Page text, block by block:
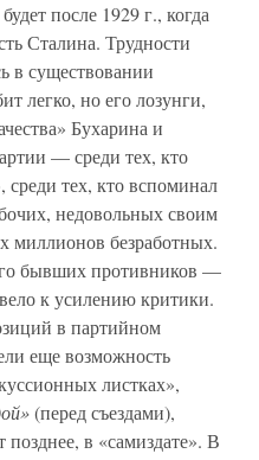
после 1929 г., когда
Сталина. Трудности
в существовании
легко, но его лозунги,
Бухарина и
— среди тех, кто
среди тех, кто вспоминал
недовольных своим
миллионов безработных.
бывших противников —
к усилению критики.
в партийном
еще возможность
листках»,
(перед съездами),
позднее, в «самиздате». В